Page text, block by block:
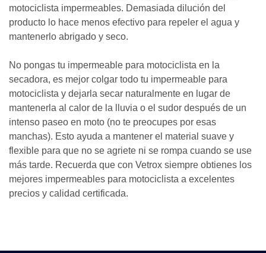
motociclista impermeables. Demasiada dilución del
producto lo hace menos efectivo para repeler el agua y
mantenerlo abrigado y seco.
No pongas tu impermeable para motociclista en la
secadora, es mejor colgar todo tu impermeable para
motociclista y dejarla secar naturalmente en lugar de
mantenerla al calor de la lluvia o el sudor después de un
intenso paseo en moto (no te preocupes por esas
manchas). Esto ayuda a mantener el material suave y
flexible para que no se agriete ni se rompa cuando se use
más tarde. Recuerda que con Vetrox siempre obtienes los
mejores impermeables para motociclista a excelentes
precios y calidad certificada.